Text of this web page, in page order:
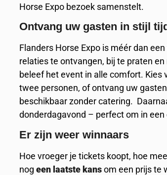
Horse Expo bezoek samenstelt.
Ontvang uw gasten in stijl
Flanders Horse Expo is méér dan
relaties te ontvangen, bij te praten
beleef het event in alle comfort. Kies
twee personen, of ontvang uw
beschikbaar zonder catering.
donderdagavond – perfect om in
Er zijn weer winnaars
Hoe vroeger je tickets koopt, hoe
nogeen laatste kansom een prijs te